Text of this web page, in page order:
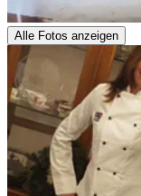
Alle Fotos anzeigen